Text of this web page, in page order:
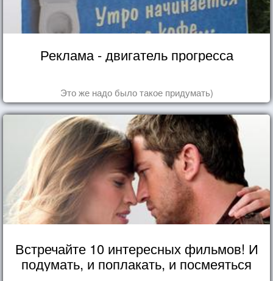
Реклама - двигатель прогресса
Это же надо было такое придумать)
Встречайте 10 интересных фильмов! И
подумать, и поплакать, и посмеяться